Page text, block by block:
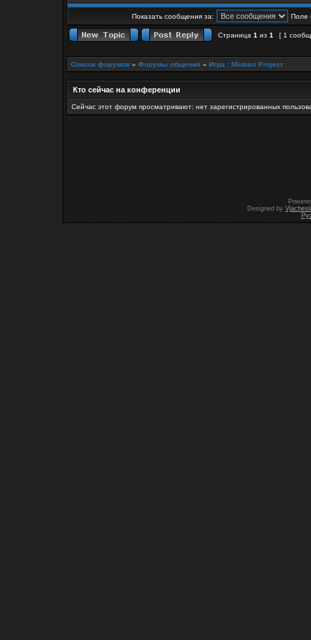
Показать сообщения за: Поле
Страница 1 из 1 [ 1
Список форумов » Форумы общения » Игра : Minbari Project
Кто сейчас на конференции
Сейчас этот форум просматривают: нет зарегистрированных
Designed by